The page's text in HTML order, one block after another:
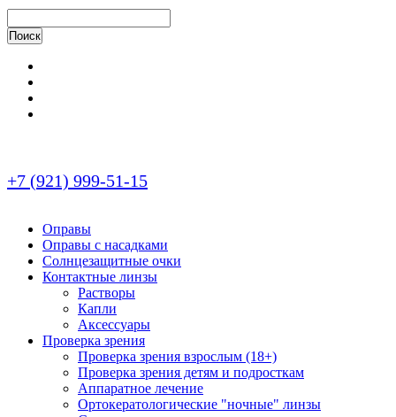
+7 (921) 999-51-15
Оправы
Оправы с насадками
Солнцезащитные очки
Контактные линзы
Растворы
Капли
Аксессуары
Проверка зрения
Проверка зрения взрослым (18+)
Проверка зрения детям и подросткам
Аппаратное лечение
Ортокератологические "ночные" линзы